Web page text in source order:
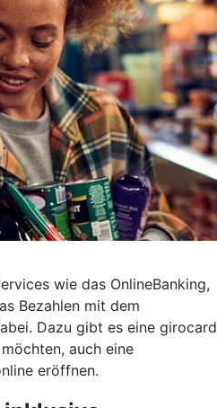
wie das OnlineBanking,
Bezahlen mit dem
Dazu gibt es eine girocard
auch eine
eröffnen.